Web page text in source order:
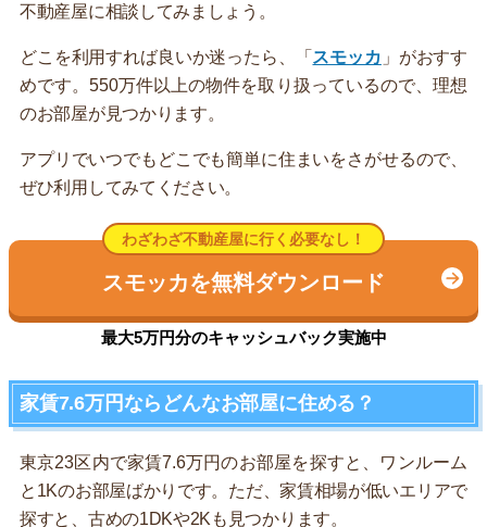
不動産屋に相談してみましょう。
どこを利用すれば良いか迷ったら、「 スモッカ 」がおすす
めです。550万件以上の物件を取り扱っているので、理想
のお部屋が見つかります。
アプリでいつでもどこでも簡単に住まいをさがせるので、
ぜひ利用してみてください。
わざわざ不動産屋に行く必要なし！
スモッカを無料ダウンロード
最大5万円分のキャッシュバック実施中
家賃7.6万円ならどんなお部屋に住める？
東京23区内で家賃7.6万円のお部屋を探すと、ワンルーム
と1Kのお部屋ばかりです。ただ、家賃相場が低いエリアで
探すと、古めの1DKや2Kも見つかります。